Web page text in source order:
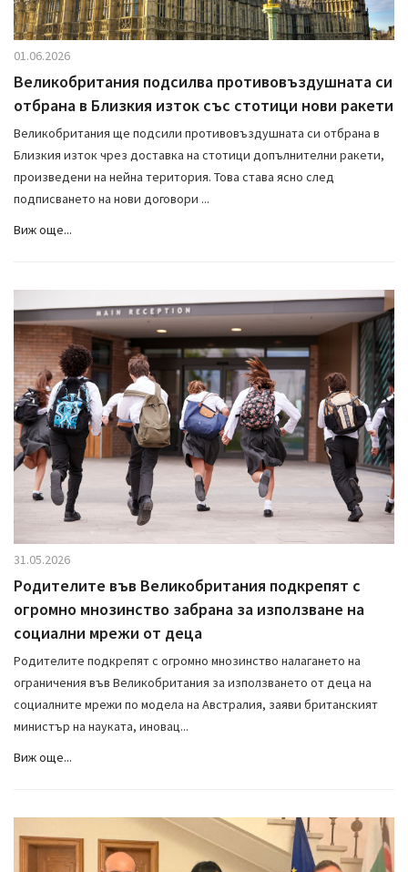
01.06.2026
Великобритания подсилва противовъздушната си
отбрана в Близкия изток със стотици нови ракети
Великобритания ще подсили противовъздушната си отбрана в
Близкия изток чрез доставка на стотици допълнителни ракети,
произведени на нейна територия. Това става ясно след
подписването на нови договори ...
Виж още...
31.05.2026
Родителите във Великобритания подкрепят с
огромно мнозинство забрана за използване на
социални мрежи от деца
Родителите подкрепят с огромно мнозинство налагането на
ограничения във Великобритания за използването от деца на
социалните мрежи по модела на Австралия, заяви британският
министър на науката, иновац...
Виж още...